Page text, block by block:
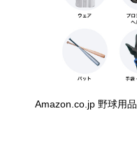
Amazon.co.jp 野球用品